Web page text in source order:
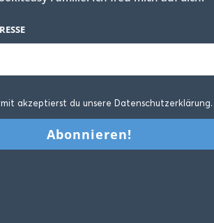
akzeptierst du unsere Datenschutzerklärung.